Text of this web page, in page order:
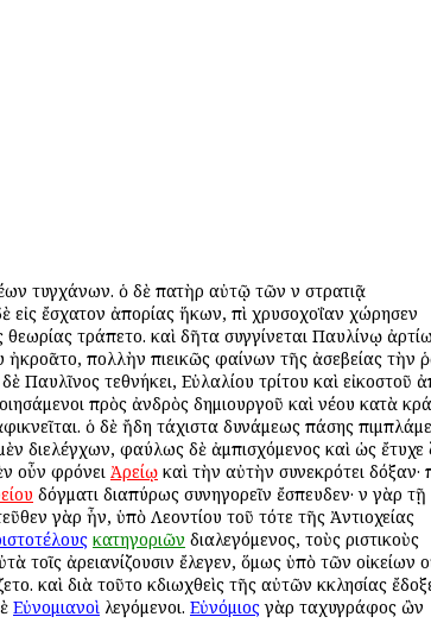
τυγχάνων. ὁ δὲ πατὴρ αὐτῷ τῶν ἐν στρατιᾷ
ἔσχατον ἀπορίας ἥκων, ἐπὶ χρυσοχοΐαν ἐχώρησεν
ἐτράπετο. καὶ δῆτα συγγίνεται Παυλίνῳ
πολλὴν ἐπιεικῶς φαίνων τῆς ἀσεβείας τὴν
Παυλῖνος ἐτεθνήκει, Εὐλαλίου τρίτου καὶ εἰκοστοῦ
πρὸς ἀνδρὸς δημιουργοῦ καὶ νέου κατὰ
ὁ δὲ ἤδη τάχιστα δυνάμεως πάσης
διελέγχων, φαύλως δὲ ἀμπισχόμενος καὶ ὡς ἔτυχε
οὖν ἐφρόνει Ἀρείῳ καὶ τὴν αὐτὴν συνεκρότει δόξαν·
δόγματι διαπύρως συνηγορεῖν ἔσπευδεν· ἐν γὰρ τῇ
γὰρ ἦν, ὑπὸ Λεοντίου τοῦ τότε τῆς Ἀντιοχείας
κατηγοριῶν διαλεγόμενος, τοὺς ἐριστικοὺς
τοῖς ἀρειανίζουσιν ἔλεγεν, ὅμως ὑπὸ τῶν οἰκείων
καὶ διὰ τοῦτο ἐκδιωχθεὶς τῆς αὐτῶν ἐκκλησίας
Εὐνομιανοὶ λεγόμενοι. Εὐνόμιοςγὰρ ταχυγράφος ὢν